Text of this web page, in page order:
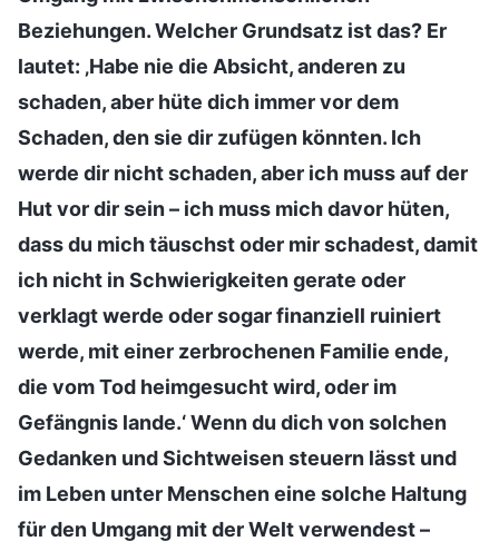
Beziehungen. Welcher Grundsatz ist das? Er
lautet: ‚Habe nie die Absicht, anderen zu
schaden, aber hüte dich immer vor dem
Schaden, den sie dir zufügen könnten. Ich
werde dir nicht schaden, aber ich muss auf der
Hut vor dir sein – ich muss mich davor hüten,
dass du mich täuschst oder mir schadest, damit
ich nicht in Schwierigkeiten gerate oder
verklagt werde oder sogar finanziell ruiniert
werde, mit einer zerbrochenen Familie ende,
die vom Tod heimgesucht wird, oder im
Gefängnis lande.‘ Wenn du dich von solchen
Gedanken und Sichtweisen steuern lässt und
im Leben unter Menschen eine solche Haltung
für den Umgang mit der Welt verwendest –